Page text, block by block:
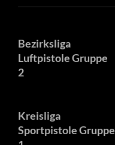
Bezirksliga
Luftpistole Gruppe
2
Kreisliga
Sportpistole Gruppe